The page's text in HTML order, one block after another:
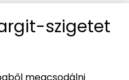
szigetet